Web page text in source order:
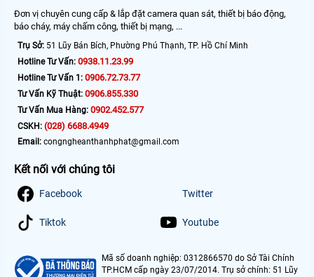
Đơn vị chuyên cung cấp & lắp đặt camera quan sát, thiết bị báo động,
báo cháy, máy chấm công, thiết bị mạng, ...
Trụ Sở: 51 Lũy Bán Bích, Phường Phú Thạnh, TP. Hồ Chí Minh
Hotline Tư Vấn: 0938.11.23.99
Hotline Tư Vấn 1: 0906.72.73.77
Tư Vấn Kỹ Thuật: 0906.855.330
Tư Vấn Mua Hàng: 0902.452.577
CSKH: (028) 6688.4949
Email: congngheanthanhphat@gmail.com
Kết nối với chúng tôi
Facebook Twitter
Tiktok Youtube
Mã số doanh nghiệp: 0312866570 do Sở Tài Chính
TP.HCM cấp ngày 23/07/2014. Trụ sở chính: 51 Lũy